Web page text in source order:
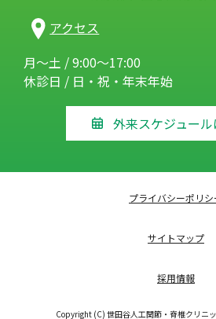
アクセス
月～土 / 9:00～17:00
休診日 / 日・祝・年末年始
外来スケジュー
プライバシーポリシ
サイトマップ
採用情報
Copyright (C) 世田谷人工関節・脊椎クリニ